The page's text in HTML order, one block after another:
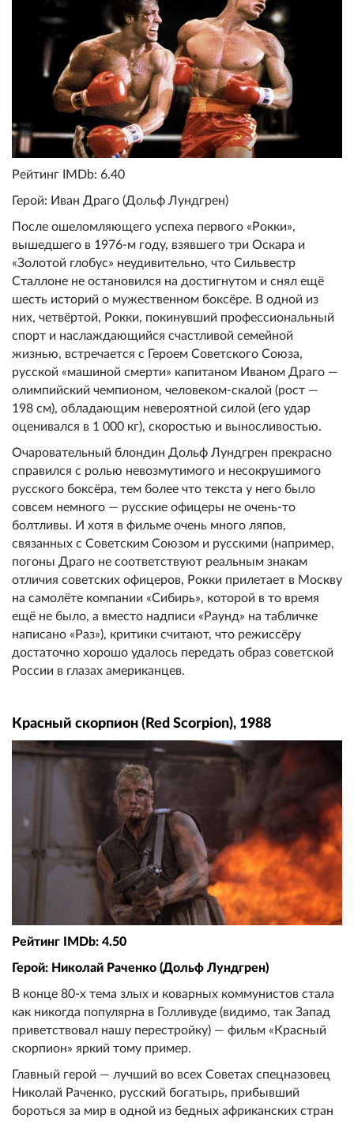
Рейтинг IMDb: 6.40
Герой: Иван Драго (Дольф Лундгрен)
После ошеломляющего успеха первого «Рокки»,
вышедшего в 1976-м году, взявшего три Оскара и
«Золотой глобус» неудивительно, что Сильвестр
Сталлоне не остановился на достигнутом и снял ещё
шесть историй о мужественном боксёре. В одной из
них, четвёртой, Рокки, покинувший профессиональный
спорт и наслаждающийся счастливой семейной
жизнью, встречается с Героем Советского Союза,
русской «машиной смерти» капитаном Иваном Драго —
олимпийский чемпионом, человеком-скалой (рост —
198 см), обладающим невероятной силой (его удар
оценивался в 1 000 кг), скоростью и выносливостью.
Очаровательный блондин Дольф Лундгрен прекрасно
справился с ролью невозмутимого и несокрушимого
русского боксёра, тем более что текста у него было
совсем немного — русские офицеры не очень-то
болтливы. И хотя в фильме очень много ляпов,
связанных с Советским Союзом и русскими (например,
погоны Драго не соответствуют реальным знакам
отличия советских офицеров, Рокки прилетает в Москву
на самолёте компании «Сибирь», которой в то время
ещё не было, а вместо надписи «Раунд» на табличке
написано «Раз»), критики считают, что режиссёру
достаточно хорошо удалось передать образ советской
России в глазах американцев.
Красный скорпион (Red Scorpion), 1988
Рейтинг IMDb: 4.50
Герой: Николай Раченко (Дольф Лундгрен)
В конце 80-х тема злых и коварных коммунистов стала
как никогда популярна в Голливуде (видимо, так Запад
приветствовал нашу перестройку) — фильм «Красный
скорпион» яркий тому пример.
Главный герой — лучший во всех Советах спецназовец
Николай Раченко, русский богатырь, прибывший
бороться за мир в одной из бедных африканских стран